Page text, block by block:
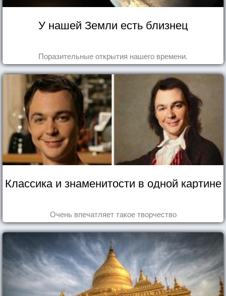
У нашей Земли есть близнец
Поразительные открытия нашего времени.
Классика и знаменитости в одной картине
Очень впечатляет такое творчество